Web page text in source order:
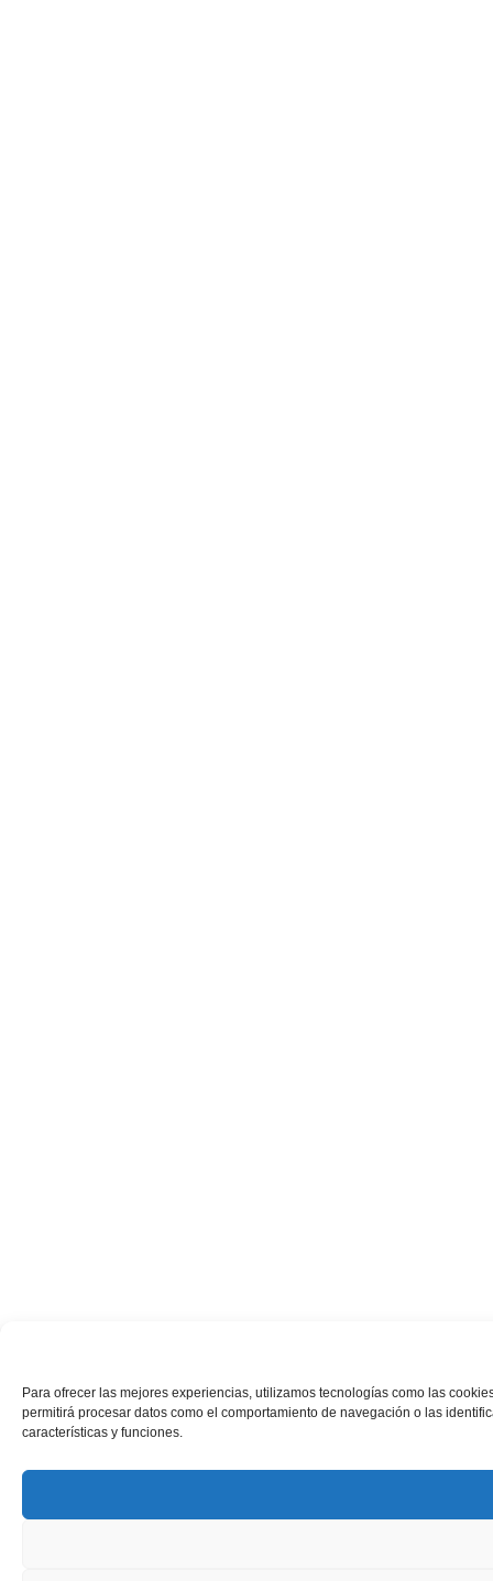
Para ofrecer las mejores experiencias, utilizamos tecnologías como las
permitirá procesar datos como el comportamiento de navegación o las
características y funciones.